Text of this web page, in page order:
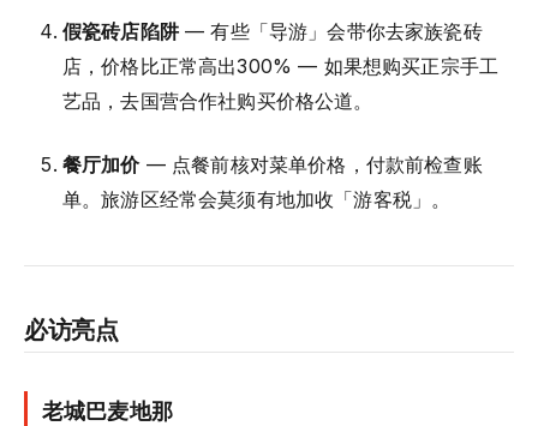
假瓷砖店陷阱— 有些「导游」会带你去家族瓷砖
店，价格比正常高出300% — 如果想购买正宗手工
艺品，去国营合作社购买价格公道。
餐厅加价— 点餐前核对菜单价格，付款前检查账
单。旅游区经常会莫须有地加收「游客税」。
必访亮点
老城巴麦地那